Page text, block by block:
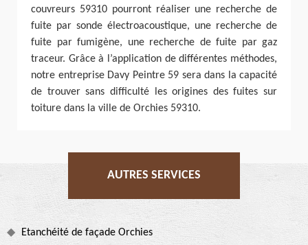
couvreurs 59310 pourront réaliser une recherche de
fuite par sonde électroacoustique, une recherche de
fuite par fumigène, une recherche de fuite par gaz
traceur. Grâce à l’application de différentes méthodes,
notre entreprise Davy Peintre 59 sera dans la capacité
de trouver sans difficulté les origines des fuites sur
toiture dans la ville de Orchies 59310.
AUTRES SERVICES
Etanchéité de façade Orchies